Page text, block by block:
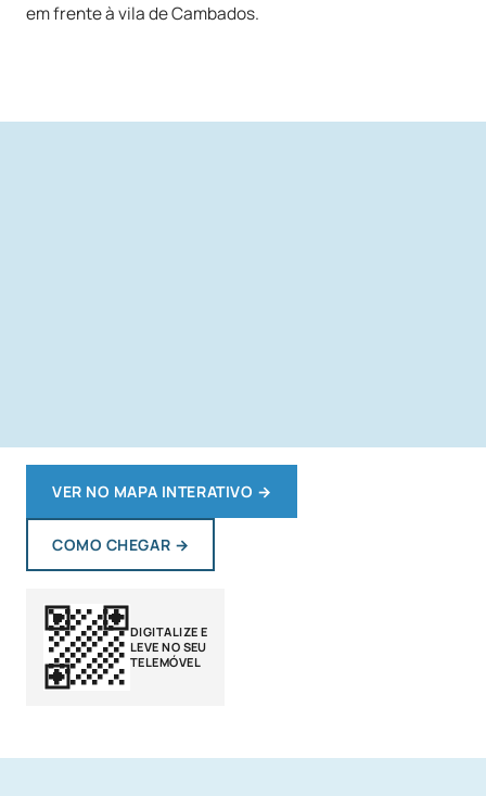
em frente à vila de Cambados.
VER NO MAPA INTERATIVO →
COMO CHEGAR →
DIGITALIZE E
LEVE NO SEU
TELEMÓVEL